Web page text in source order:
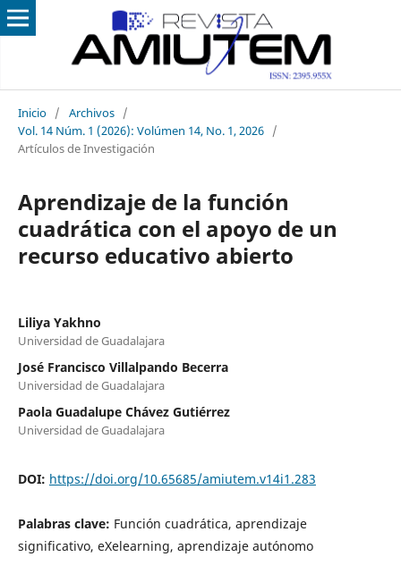
Inicio / Archivos /
Vol. 14 Núm. 1 (2026): Volúmen 14, No. 1, 2026 /
Artículos de Investigación
Aprendizaje de la función
cuadrática con el apoyo de un
recurso educativo abierto
Liliya Yakhno
Universidad de Guadalajara
José Francisco Villalpando Becerra
Universidad de Guadalajara
Paola Guadalupe Chávez Gutiérrez
Universidad de Guadalajara
DOI: https://doi.org/10.65685/amiutem.v14i1.283
Palabras clave: Función cuadrática, aprendizaje
significativo, eXelearning, aprendizaje autónomo